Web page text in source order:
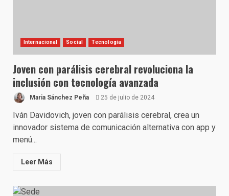
Internacional Social Tecnología
Joven con parálisis cerebral revoluciona la
inclusión con tecnología avanzada
Maria Sánchez Peña 25 de julio de 2024
Iván Davidovich, joven con parálisis cerebral, crea un
innovador sistema de comunicación alternativa con app y
menú...
Leer Más